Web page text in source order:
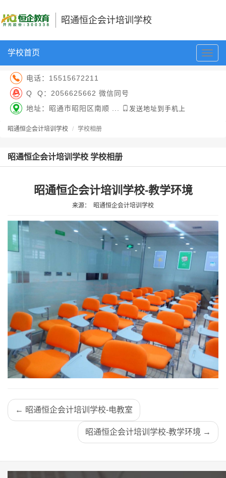
昭通恒企会计培训学校
切
换
学校首页
电话： 15515672211
Q Q： 2056625662 微信同号
地址：昭通市昭阳区南顺 ...
发送地址到手机上
昭通恒企会计培训学校 学校相册
昭通恒企会计培训学校 学校相册
昭通恒企会计培训学校-教学环境
来源： 昭通恒企会计培训学校
← 昭通恒企会计培训学校-电教室
昭通恒企会计培训学校-教学环境 →